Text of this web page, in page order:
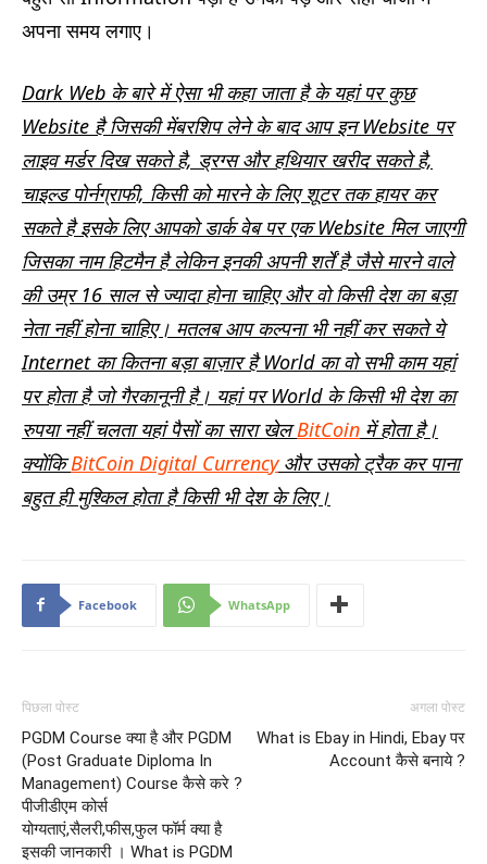
अपना समय लगाए।
Dark Web के बारे में ऐसा भी कहा जाता है के यहां पर कुछ
Website है जिसकी मेंबरशिप लेने के बाद आप इन Website पर
लाइव मर्डर दिख सकते है, ड्रग्स और हथियार खरीद सकते है,
चाइल्ड पोर्नग्राफी, किसी को मारने के लिए शूटर तक हायर कर
सकते है इसके लिए आपको डार्क वेब पर एक Website मिल जाएगी
जिसका नाम हिटमैन है लेकिन इनकी अपनी शर्तें है जैसे मारने वाले
की उम्र 16 साल से ज्यादा होना चाहिए और वो किसी देश का बड़ा
नेता नहीं होना चाहिए। मतलब आप कल्पना भी नहीं कर सकते ये
Internet का कितना बड़ा बाज़ार है World का वो सभी काम यहां
पर होता है जो गैरकानूनी है। यहां पर World के किसी भी देश का
रुपया नहीं चलता यहां पैसों का सारा खेलBitCoin में होता है।
क्योंकिBitCoin Digital Currencyऔर उसको ट्रैक कर पाना
बहुत ही मुश्किल होता है किसी भी देश के लिए।
Facebook WhatsApp
पिछला पोस्ट
PGDM Course क्या है और PGDM
(Post Graduate Diploma In
Management) Course कैसे करे ?
पीजीडीएम कोर्स
योग्यताएं,सैलरी,फीस,फुल फॉर्म क्या है
इसकी जानकारी । What is PGDM
अगला पोस्ट
What is Ebay in Hindi, Ebay पर
Account कैसे बनाये ?